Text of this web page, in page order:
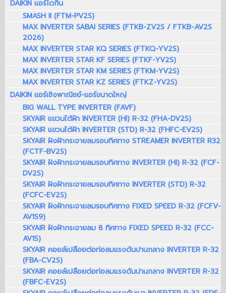
DAIKIN แอร์ไดกิ้น
SMASH II (FTM-PV2S)
MAX INVERTER SABAI SERIES (FTKB-ZV2S / FTKB-AV2S
2026)
MAX INVERTER STAR KQ SERIES (FTKQ-YV2S)
MAX INVERTER STAR KF SERIES (FTKF-YV2S)
MAX INVERTER STAR KM SERIES (FTKM-YV2S)
MAX INVERTER STAR KZ SERIES (FTKZ-YV2S)
DAIKIN แอร์เชิงพาณิชย์-แอร์ขนาดใหญ่
BIG WALL TYPE INVERTER (FAVF)
SKYAIR แขวนใต้ฝ้า INVERTER (HI) R-32 (FHA-DV2S)
SKYAIR แขวนใต้ฝ้า INVERTER (STD) R-32 (FHFC-EV2S)
SKYAIR ฝังฝ้ากระจายลมรอบทิศทาง STREAMER INVERTER R32
(FCTF-BV2S)
SKYAIR ฝังฝ้ากระจายลมรอบทิศทาง INVERTER (HI) R-32 (FCF-
DV2S)
SKYAIR ฝังฝ้ากระจายลมรอบทิศทาง INVERTER (STD) R-32
(FCFC-EV2S)
SKYAIR ฝังฝ้ากระจายลมรอบทิศทาง FIXED SPEED R-32 (FCFV-
AV1S9)
SKYAIR ฝังฝ้ากระจายลม 8 ทิศทาง FIXED SPEED R-32 (FCC-
AV1S)
SKYAIR คอยล์เปลือยต่อท่อลมแรงดันปานกลาง INVERTER R-32
(FBA-CV2S)
SKYAIR คอยล์เปลือยต่อท่อลมแรงดันปานกลาง INVERTER R-32
(FBFC-EV2S)